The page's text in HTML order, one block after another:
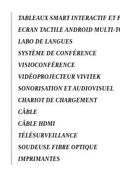
TABLEAUX SMART INTERACTIF ET
ECRAN TACTILE ANDROID MULTI-
LABO DE LANGUES
SYSTÈME DE CONFÉRENCE
VISIOCONFÉRENCE
VIDÉOPROJECTEUR VIVITEK
SONORISATION ET AUDIOVISUEL
CHARIOT DE CHARGEMENT
CÂBLE
CÂBLE HDMI
TÉLÉSURVEILLANCE
SOUDEUSE FIBRE OPTIQUE
IMPRIMANTES